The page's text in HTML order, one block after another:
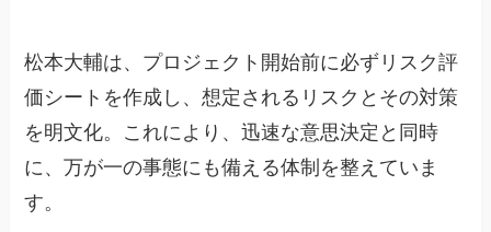
松本大輔は、プロジェクト開始前に必ずリスク評
価シートを作成し、想定されるリスクとその対策
を明文化。これにより、迅速な意思決定と同時
に、万が一の事態にも備える体制を整えていま
す。